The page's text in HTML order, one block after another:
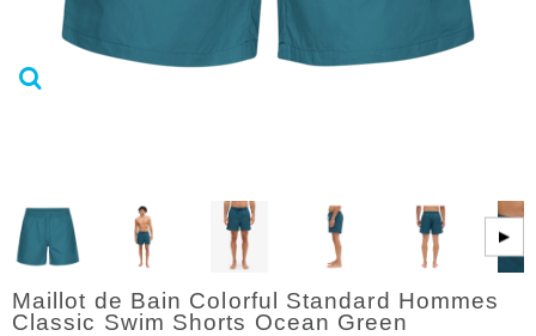
▶
Maillot de Bain Colorful Standard Hommes
Classic Swim Shorts Ocean Green